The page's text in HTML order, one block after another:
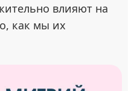
влияют на
как мы их